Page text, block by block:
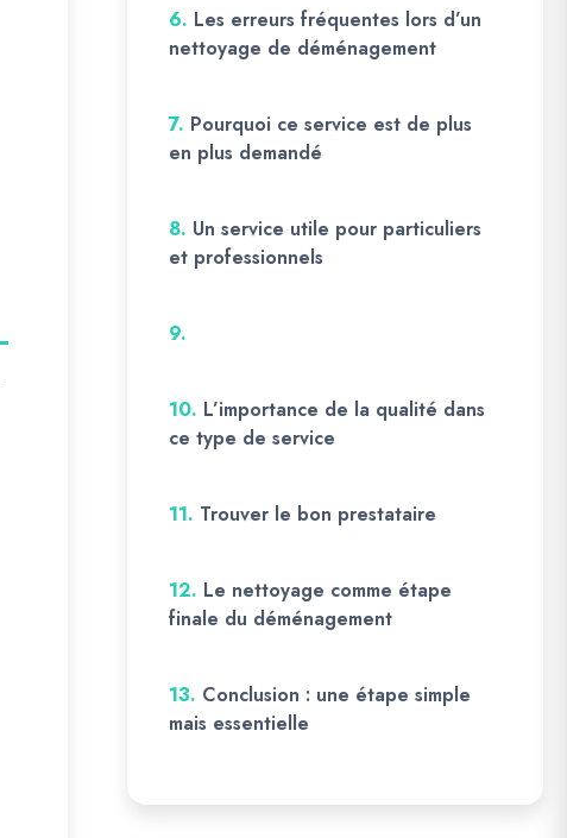
6. Les erreurs fréquentes lors d’un
nettoyage de déménagement
7. Pourquoi ce service est de plus
en plus demandé
8. Un service utile pour particuliers
et professionnels
9.
10. L’importance de la qualité dans
ce type de service
11. Trouver le bon prestataire
12. Le nettoyage comme étape
finale du déménagement
13. Conclusion : une étape simple
mais essentielle